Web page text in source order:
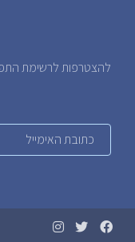
להצטרפות לרשימת